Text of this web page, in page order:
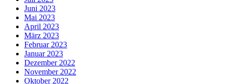
Juni 2023
Mai 2023
April 2023
März 2023
Februar 2023
Januar 2023
Dezember 2022
November 2022
Oktober 2022